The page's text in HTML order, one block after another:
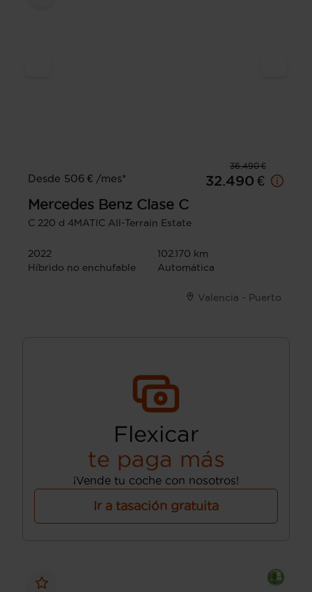
36.490 €
Desde 506 € /mes*
32.490 €
Mercedes Benz Clase C
C 220 d 4MATIC All-Terrain Estate
2022
102.170 km
Híbrido no enchufable
Automática
Valencia - Puerto
Flexicar
te paga más
¡Vende tu coche con nosotros!
Ir a tasación gratuita